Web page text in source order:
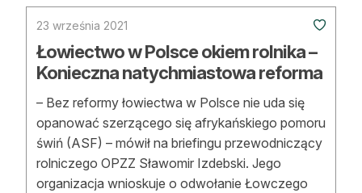
23 września 2021
Łowiectwo w Polsce okiem rolnika –
Konieczna natychmiastowa reforma
– Bez reformy łowiectwa w Polsce nie uda się
opanować szerzącego się afrykańskiego pomoru
świń (ASF) – mówił na briefingu przewodniczący
rolniczego OPZZ Sławomir Izdebski. Jego
organizacja wnioskuje o odwołanie Łowczego